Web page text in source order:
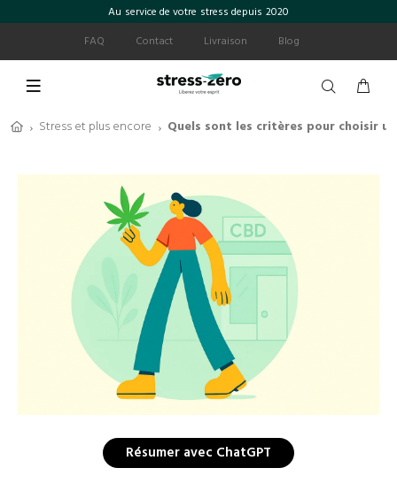
Au service de votre stress depuis 2020
FAQ
Contact Livraison Blog
› Stress et plus encore › Quels sont les critères pour choisir
Résumer avec ChatGPT